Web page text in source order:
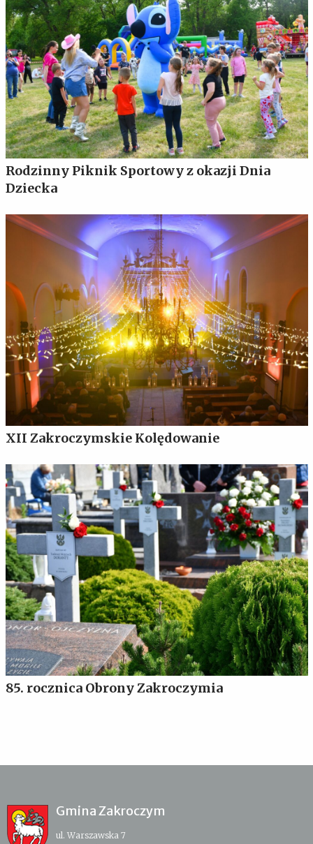
Rodzinny Piknik Sportowy z okazji Dnia
Dziecka
XII Zakroczymskie Kolędowanie
85. rocznica Obrony Zakroczymia
Gmina Zakroczym
ul. Warszawska 7